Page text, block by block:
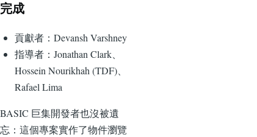
完成
貢獻者：Devansh Varshney
指導者：Jonathan Clark、
Hossein Nourikhah (TDF)、
Rafael Lima
BASIC 巨集開發者也沒被遺
忘：這個專案實作了物件瀏覽